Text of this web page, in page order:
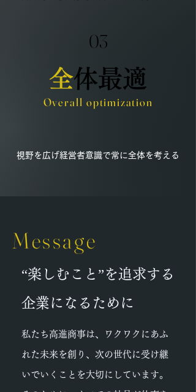
全体最適
03
Overall optimization
視野を広げ経営者意識で常に全体を考える
Message
“楽しむこと”を追求する
企業になるために
私たち高進商事は、ワクワクにあふ
れた未来を創り、次の世代に受け継
いでいくことを大切にしています。